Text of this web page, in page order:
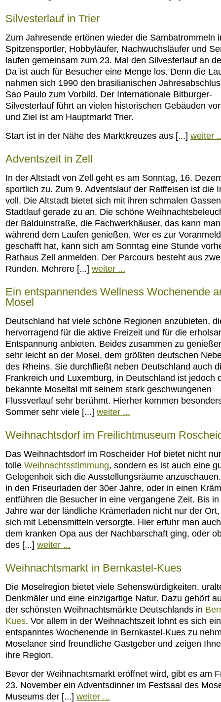
Silvesterlauf in Trier
Zum Jahresende ertönen wieder die Sambatrommeln
Spitzensportler, Hobbyläufer, Nachwuchsläufer und
laufen gemeinsam zum 23. Mal den Silvesterlauf an
Da ist auch für Besucher eine Menge los. Denn die
nahmen sich 1990 den brasilianischen
Sao Paulo zum Vorbild. Der Internationale Bitburger-
Silvesterlauf führt an vielen historischen Gebäuden
und Ziel ist am Hauptmarkt Trier.
Start ist in der Nähe des Marktkreuzes aus [...] weiter
Adventszeit in Zell
In der Altstadt von Zell geht es am Sonntag, 16.
sportlich zu. Zum 9. Adventslauf der Raiffeisen ist die
voll. Die Altstadt bietet sich mit ihren schmalen
Stadtlauf gerade zu an. Die schöne
der Balduinstraße, die Fachwerkhäuser, das kann
während dem Laufen genießen. Wer es zur
geschafft hat, kann sich am Sonntag eine Stunde
Rathaus Zell anmelden. Der Parcours besteht aus
Runden. Mehrere [...] weiter ...
Ein entspannendes Wellness Wochenende
Mosel
Deutschland hat viele schöne Regionen anzubieten,
hervorragend für die aktive Freizeit und für die
Entspannung anbieten. Beides zusammen zu
sehr leicht an der Mosel, dem größten deutschen
des Rheins. Sie durchfließt neben Deutschland auch
Frankreich und Luxemburg, in Deutschland ist jedoch
bekannte Moseltal mit seinem stark geschwungenen
Flussverlauf sehr berühmt. Hierher kommen
Sommer sehr viele [...] weiter ...
Weihnachtsdorf im Freilichtmuseum
Das Weihnachtsdorf im Roscheider Hof bietet nicht
tolle Weihnachtsstimmung, sondern es ist auch eine
Gelegenheit sich die Ausstellungsräume
in den Friseurladen der 30er Jahre, oder in einen
entführen die Besucher in eine vergangene Zeit. Bis
Jahre war der ländliche Krämerladen nicht nur der
sich mit Lebensmitteln versorgte. Hier erfuhr man
dem kranken Opa aus der Nachbarschaft ging, oder
des [...] weiter ...
Weihnachtsmarkt in Bernkastel-Kues
Die Moselregion bietet viele Sehenswürdigkeiten,
Denkmäler und eine einzigartige Natur. Dazu gehört
der schönsten Weihnachtsmärkte Deutschlands in
Kues. Vor allem in der Weihnachtszeit lohnt es sich ein
entspanntes Wochenende in Bernkastel-Kues zu
Moselaner sind freundliche Gastgeber und zeigen
ihre Region.
Bevor der Weihnachtsmarkt eröffnet wird, gibt es am
23. November ein Adventsdinner im Festsaal des
Museums der [...] weiter ...